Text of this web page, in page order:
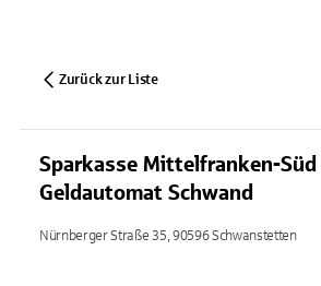
Zurück zur Liste
Sparkasse Mittelfranken-Süd
Geldautomat Schwand
Nürnberger Straße 35, 90596 Schwanstetten